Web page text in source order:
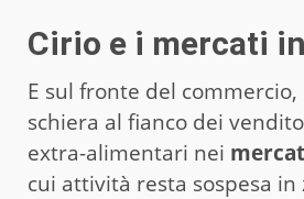
Cirio e i mercati
E sul fronte del commercio,
schiera al fianco dei
extra-alimentari nei
cui attività resta sospesa in